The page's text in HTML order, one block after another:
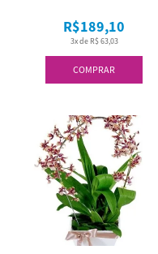
COMPRAR
3x de R$ 63,03
R$189,10